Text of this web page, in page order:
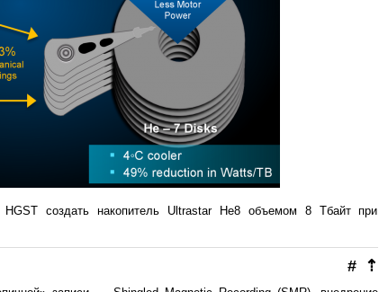
создать накопитель Ultrastar He8 объемом 8 Тбайт при
⇡
#